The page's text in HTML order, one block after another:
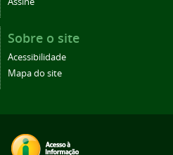
Sobre o site
Acessibilidade
Mapa do site